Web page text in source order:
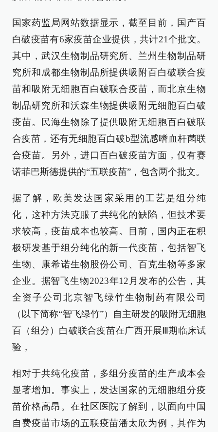
国家药监局网站数据显示，截至目前，国产百
白破疫苗有6家疫苗企业提供，共计21个批文。
其中，武汉生物制品研究所、兰州生物制品研
究所和成都生物制品所提供吸附百白破联合疫
苗和吸附无细胞百白破联合疫苗，而北京生物
制品研究所和沃森生物提供吸附无细胞百白破
疫苗。民海生物除了提供吸附无细胞百白破联
合疫苗，还有无细胞百白破b型流感嗜血杆菌联
合疫苗。另外，进口百白破疫苗方面，仅有赛
诺菲巴斯德提供的“五联疫苗”，包含两个批文。
据了解，欧美发达国家采用的工艺是组分纯
化，这种方法克服了共纯化的缺陷，但技术要
求较高，疫苗成本也较高。目前，国内正在积
极研发基于组分纯化的新一代疫苗，包括智飞
生物、康希诺生物股份公司、百克生物等多家
企业。据智飞生物2023年12月发布的公告，其
全资子公司北京智飞绿竹生物制药有限公司
（以下简称“智飞绿竹”）自主研发的吸附无细胞
百（组分）白破联合疫苗在广西开展Ⅲ期临床试
验，
相对于共纯化疫苗，多组分疫苗的生产成本会
显著增加。事实上，发达国家的无细胞组分疫
苗价格高昂。在社区医院了解到，以面向中国
自费疫苗市场的五联疫苗潘太欣为例，其作为